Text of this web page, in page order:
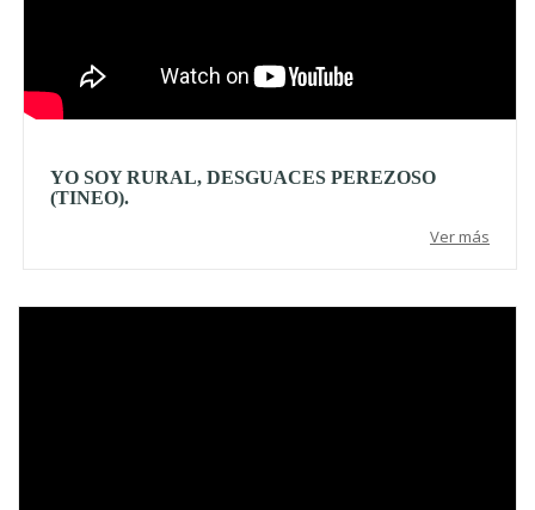
YO SOY RURAL, DESGUACES PEREZOSO
(TINEO).
Ver más